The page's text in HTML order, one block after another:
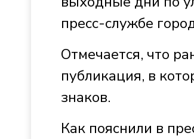
пресс-службе
Отмечается, что
публикация, в
знаков.
Как пояснили в